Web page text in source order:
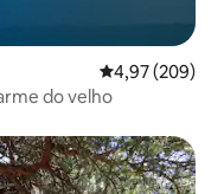
4,97 de uma
4,97 (209)
do velho